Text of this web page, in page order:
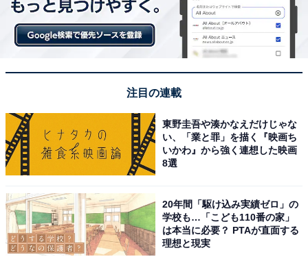
注目の連載
東野圭吾や湊かなえだけじゃな
い、「業と罪」を描く『映画ち
いかわ』から強く連想した映画
8選
20年間「駆け込み実績ゼロ」の
学校も…「こども110番の家」
は本当に必要？ PTAが直面する
理想と現実